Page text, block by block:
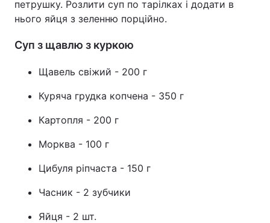
петрушку. Розлити суп по тарілках і додати в
нього яйця з зеленню порційно.
Суп з щавлю з куркою
Щавель свіжий - 200 г
Куряча грудка копчена - 350 г
Картопля - 200 г
Морква - 100 г
Цибуля ріпчаста - 150 г
Часник - 2 зубчики
Яйця - 2 шт.